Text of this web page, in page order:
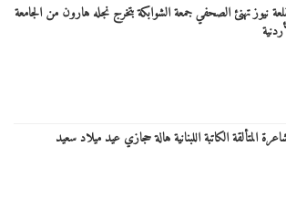
نيوز تهنئ الصحفي جمعة الشوابكة بتخرج نجله هارون من الجامعة
المتألقة الكاتبة اللبنانية هالة حجازي عيد ميلاد سعيد